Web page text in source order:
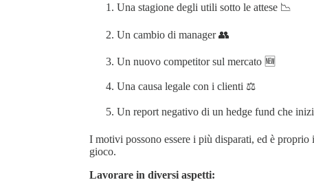
Una stagione degli utili sotto le attese 📉
Un cambio di manager 👥
Un nuovo competitor sul mercato 🆕
Una causa legale con i clienti ⚖️
Un report negativo di un hedge fund che
I motivi possono essere i più disparati, ed è
gioco.
Lavorare in diversi aspetti: